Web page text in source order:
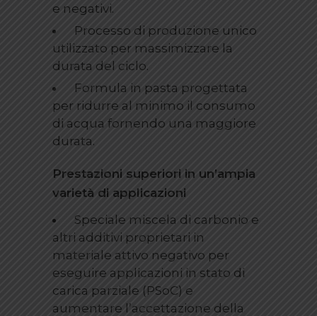
e negativi.
Processo di produzione unico
utilizzato per massimizzare la
durata del ciclo.
Formula in pasta progettata
per ridurre al minimo il consumo
di acqua fornendo una maggiore
durata.
Prestazioni superiori in un’ampia
varietà di applicazioni
Speciale miscela di carbonio e
altri additivi proprietari in
materiale attivo negativo per
eseguire applicazioni in stato di
carica parziale (PSoC) e
aumentare l’accettazione della